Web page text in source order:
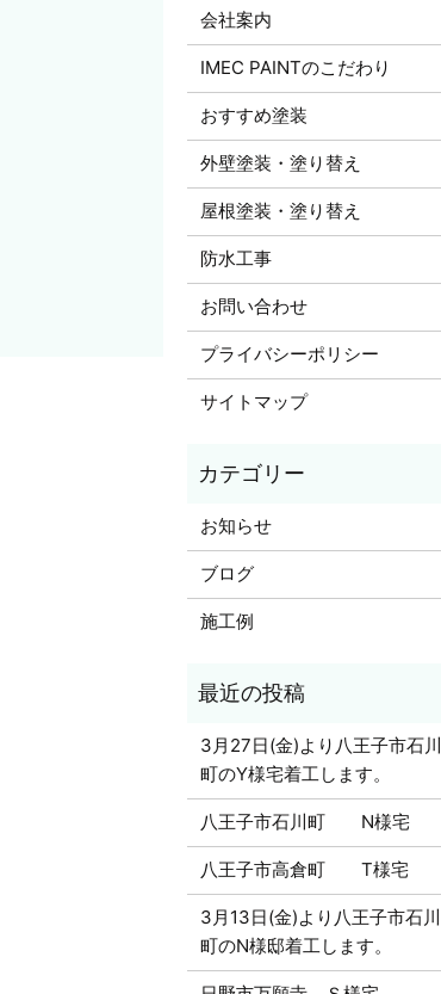
会社案内
IMEC PAINTのこだわり
おすすめ塗装
外壁塗装・塗り替え
屋根塗装・塗り替え
防水工事
お問い合わせ
プライバシーポリシー
サイトマップ
お知らせ
ブログ
施工例
3月27日(金)より八王子市石川
町のY様宅着工します。
八王子市石川町 N様宅
八王子市高倉町 T様宅
3月13日(金)より八王子市石川
町のN様邸着工します。